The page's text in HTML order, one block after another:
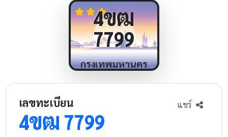
4ขฒ
7799
กรุงเทพมหานคร
เลขทะเบียน
4ขฒ 7799
แชร์